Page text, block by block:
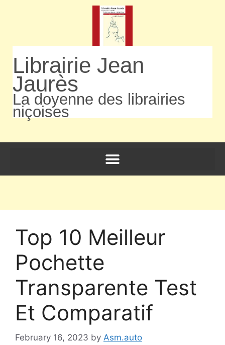
Librairie Jean
Jaurès
La doyenne des librairies
niçoises
Top 10 Meilleur
Pochette
Transparente Test
Et Comparatif
February 16, 2023 by Asm.auto